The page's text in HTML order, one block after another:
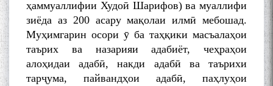
ҳаммуаллифии Худоӣ Шарифов) ва муаллифи
зиёда аз 200 асару мақолаи илмӣ мебошад.
Муҳимгарин осори ӯ ба таҳқики масъалаҳои
таърих ва назарияи адабиёт, чеҳраҳои
алоҳидаи адабӣ, накди адабӣ ва таърихи
тарҷума, пайвандҳои адабӣ, паҳлуҳои